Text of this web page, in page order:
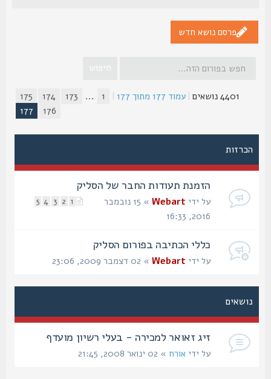
פרסם נושא חדש
|עמוד177מתוך177
|
1
...
173
174
175
177
הכרזות
הזמנת תעודות החבר של הסליק
2
3
4
5 על ידיWebart
» 15 נובמבר
כללי הכתיבה בפורום הסליק
על ידיWebart» 02 דצמבר 2009, 23:06
נושאים
זיג זאואר למכירה - בעלי רשיון מועדף
על ידיאורח » 02 ינואר 2008, 21:45